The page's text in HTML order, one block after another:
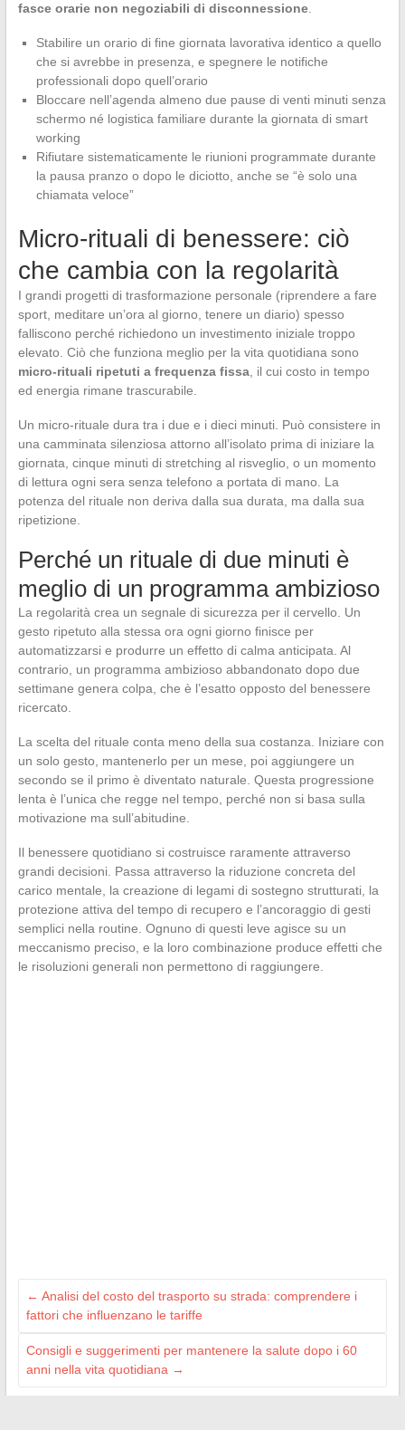
fasce orarie non negoziabili di disconnessione.
Stabilire un orario di fine giornata lavorativa identico a quello
che si avrebbe in presenza, e spegnere le notifiche
professionali dopo quell’orario
Bloccare nell’agenda almeno due pause di venti minuti senza
schermo né logistica familiare durante la giornata di smart
working
Rifiutare sistematicamente le riunioni programmate durante
la pausa pranzo o dopo le diciotto, anche se “è solo una
chiamata veloce”
Micro-rituali di benessere: ciò
che cambia con la regolarità
I grandi progetti di trasformazione personale (riprendere a fare
sport, meditare un’ora al giorno, tenere un diario) spesso
falliscono perché richiedono un investimento iniziale troppo
elevato. Ciò che funziona meglio per la vita quotidiana sono
micro-rituali ripetuti a frequenza fissa, il cui costo in tempo
ed energia rimane trascurabile.
Un micro-rituale dura tra i due e i dieci minuti. Può consistere in
una camminata silenziosa attorno all’isolato prima di iniziare la
giornata, cinque minuti di stretching al risveglio, o un momento
di lettura ogni sera senza telefono a portata di mano. La
potenza del rituale non deriva dalla sua durata, ma dalla sua
ripetizione.
Perché un rituale di due minuti è
meglio di un programma ambizioso
La regolarità crea un segnale di sicurezza per il cervello. Un
gesto ripetuto alla stessa ora ogni giorno finisce per
automatizzarsi e produrre un effetto di calma anticipata. Al
contrario, un programma ambizioso abbandonato dopo due
settimane genera colpa, che è l’esatto opposto del benessere
ricercato.
La scelta del rituale conta meno della sua costanza. Iniziare con
un solo gesto, mantenerlo per un mese, poi aggiungere un
secondo se il primo è diventato naturale. Questa progressione
lenta è l’unica che regge nel tempo, perché non si basa sulla
motivazione ma sull’abitudine.
Il benessere quotidiano si costruisce raramente attraverso
grandi decisioni. Passa attraverso la riduzione concreta del
carico mentale, la creazione di legami di sostegno strutturati, la
protezione attiva del tempo di recupero e l’ancoraggio di gesti
semplici nella routine. Ognuno di questi leve agisce su un
meccanismo preciso, e la loro combinazione produce effetti che
le risoluzioni generali non permettono di raggiungere.
← Analisi del costo del trasporto su strada: comprendere i
fattori che influenzano le tariffe
Consigli e suggerimenti per mantenere la salute dopo i 60
anni nella vita quotidiana →